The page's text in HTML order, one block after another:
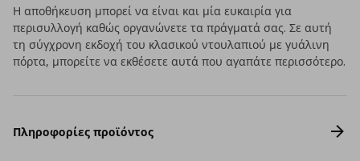
Η αποθήκευση μπορεί να είναι και μία ευκαιρία για
περισυλλογή καθώς οργανώνετε τα πράγματά σας. Σε αυτή
τη σύγχρονη εκδοχή του κλασικού ντουλαπιού με γυάλινη
πόρτα, μπορείτε να εκθέσετε αυτά που αγαπάτε περισσότερο.
Πληροφορίες προϊόντος